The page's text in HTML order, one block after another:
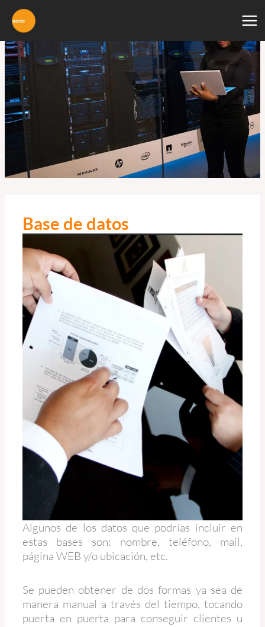
contenido
Base de datos
Algunos de los datos que podrías incluir en
estas bases son: nombre, teléfono, mail,
página WEB y/o ubicación, etc.
Se pueden obtener de dos formas ya sea de
manera manual a través del tiempo, tocando
puerta en puerta para conseguir clientes u